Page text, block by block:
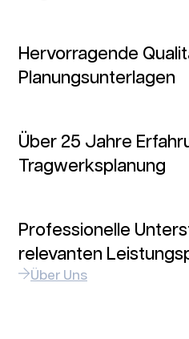
Hervorragende
Planungsunterlagen
Über 25 Jahre
Tragwerksplanung
Professionelle
relevanten
Über Uns